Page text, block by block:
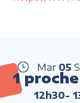
Mar 05
1
12h30-